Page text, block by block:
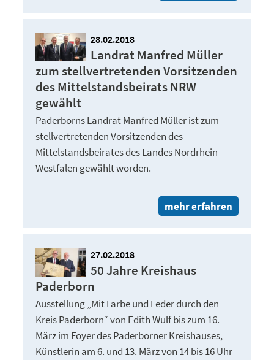
28.02.2018
Landrat Manfred Müller
zum stellvertretenden Vorsitzenden
des Mittelstandsbeirats NRW
gewählt
Paderborns Landrat Manfred Müller ist zum
stellvertretenden Vorsitzenden des
Mittelstandsbeirates des Landes Nordrhein-
Westfalen gewählt worden.
mehr erfahren
27.02.2018
50 Jahre Kreishaus
Paderborn
Ausstellung „Mit Farbe und Feder durch den
Kreis Paderborn“ von Edith Wulf bis zum 16.
März im Foyer des Paderborner Kreishauses,
Künstlerin am 6. und 13. März von 14 bis 16 Uhr